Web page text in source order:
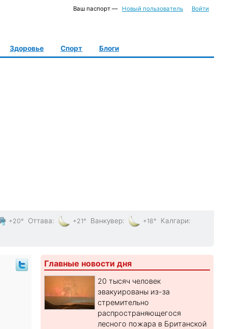
Ваш паспорт — Новый пользователь Войти
Здоровье Спорт Блоги
+20° Оттава: +21° Ванкувер: +18° Калгари:
Главные новости дня
20 тысяч человек
эвакуированы из-за
стремительно
распространяющегося
лесного пожара в Британской